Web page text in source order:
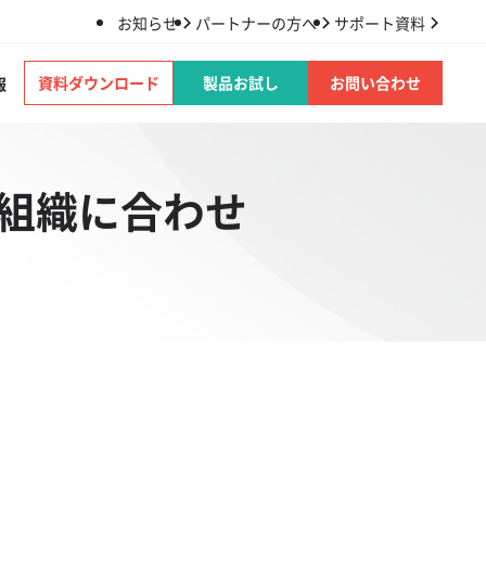
お知らせ パートナーの方へ サポート資料
資料ダウンロード 製品お試し お問い合わせ
織に合わせ